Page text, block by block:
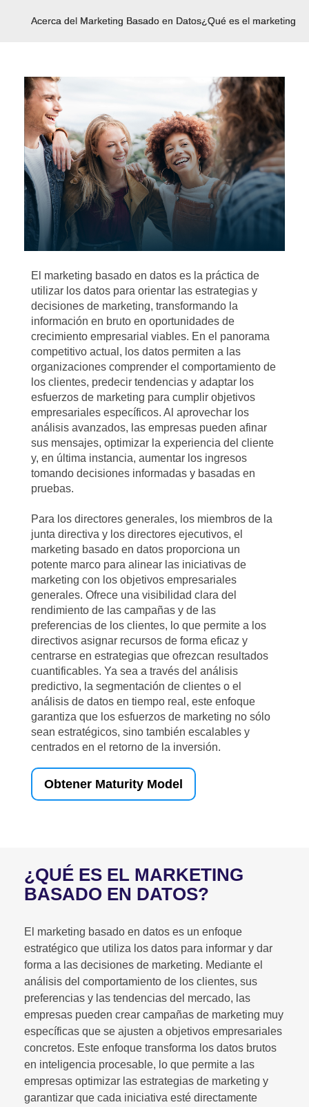
Acerca del Marketing Basado en Datos¿Qué es el marketing
El marketing basado en datos es la práctica de
utilizar los datos para orientar las estrategias y
decisiones de marketing, transformando la
información en bruto en oportunidades de
crecimiento empresarial viables. En el panorama
competitivo actual, los datos permiten a las
organizaciones comprender el comportamiento de
los clientes, predecir tendencias y adaptar los
esfuerzos de marketing para cumplir objetivos
empresariales específicos. Al aprovechar los
análisis avanzados, las empresas pueden afinar
sus mensajes, optimizar la experiencia del cliente
y, en última instancia, aumentar los ingresos
tomando decisiones informadas y basadas en
pruebas.
Para los directores generales, los miembros de la
junta directiva y los directores ejecutivos, el
marketing basado en datos proporciona un
potente marco para alinear las iniciativas de
marketing con los objetivos empresariales
generales. Ofrece una visibilidad clara del
rendimiento de las campañas y de las
preferencias de los clientes, lo que permite a los
directivos asignar recursos de forma eficaz y
centrarse en estrategias que ofrezcan resultados
cuantificables. Ya sea a través del análisis
predictivo, la segmentación de clientes o el
análisis de datos en tiempo real, este enfoque
garantiza que los esfuerzos de marketing no sólo
sean estratégicos, sino también escalables y
centrados en el retorno de la inversión.
Obtener Maturity Model
¿QUÉ ES EL MARKETING
BASADO EN DATOS?
El marketing basado en datos es un enfoque
estratégico que utiliza los datos para informar y dar
forma a las decisiones de marketing. Mediante el
análisis del comportamiento de los clientes, sus
preferencias y las tendencias del mercado, las
empresas pueden crear campañas de marketing muy
específicas que se ajusten a objetivos empresariales
concretos. Este enfoque transforma los datos brutos
en inteligencia procesable, lo que permite a las
empresas optimizar las estrategias de marketing y
garantizar que cada iniciativa esté directamente